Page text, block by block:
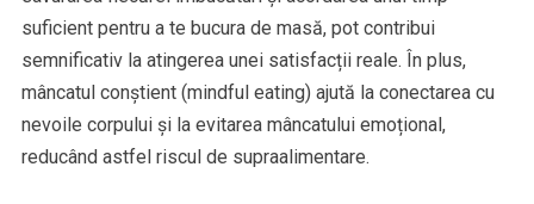
suficient pentru a te bucura de masă, pot contribui
semnificativ la atingerea unei satisfacții reale. În plus,
mâncatul conștient (mindful eating) ajută la conectarea cu
nevoile corpului și la evitarea mâncatului emoțional,
reducând astfel riscul de supraalimentare.